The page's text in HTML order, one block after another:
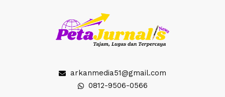
arkanmedia51@gmail.com
0812-9506-0566